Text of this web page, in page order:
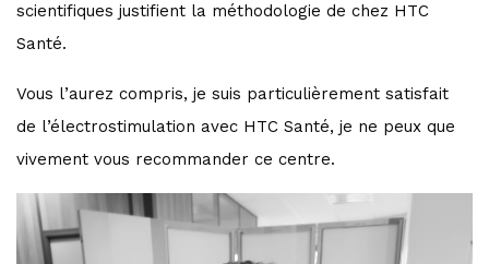
scientifiques justifient la méthodologie de chez HTC
Santé.
Vous l’aurez compris, je suis particulièrement satisfait
de l’électrostimulation avec HTC Santé, je ne peux que
vivement vous recommander ce centre.